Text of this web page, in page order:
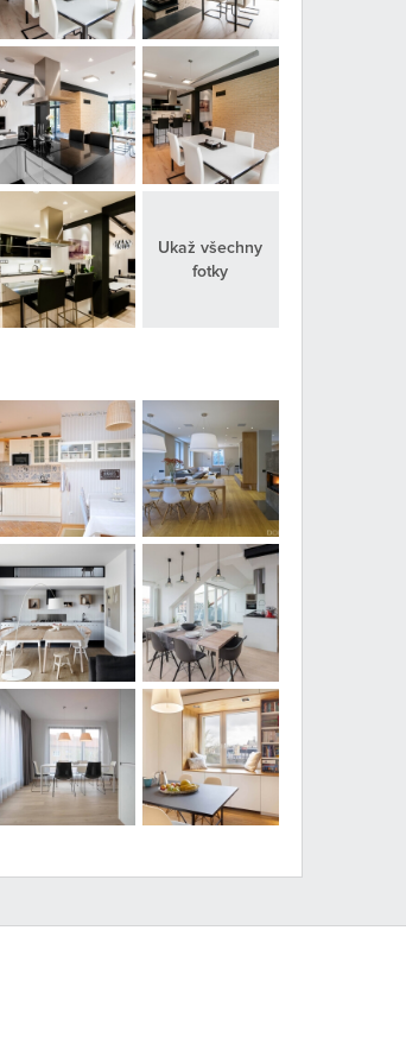
Ukaž všechny
fotky